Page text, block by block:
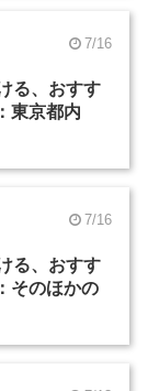
7/16
る、おすす
東京都内
7/16
る、おすす
そのほかの